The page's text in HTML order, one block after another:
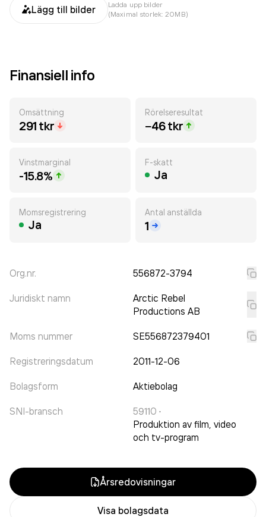
Lägg till bilder
Ladda upp bilder
(Maximal storlek: 20MB)
Finansiell info
Omsättning
291 tkr
Rörelseresultat
−46 tkr
Vinstmarginal
-15.8%
F-skatt
Ja
Momsregistrering
Ja
Antal anställda
1
Org.nr. 556872-3794
Juridiskt namn
Arctic Rebel
Productions AB
Moms nummer SE556872379401
Registreringsdatum 2011-12-06
Bolagsform Aktiebolag
SNI-bransch 59110 ·
Produktion av film, video
och tv-program
Årsredovisningar
Visa bolagsdata